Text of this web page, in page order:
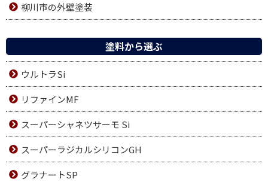
柳川市の外壁塗装
塗料から選ぶ
ウルトラSi
リファインMF
スーパーシャネツサーモ Si
スーパーラジカルシリコンGH
グラナートSP